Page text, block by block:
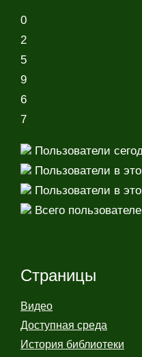
0
2
5
9
6
7
Пользователи
Пользователи в
Пользователи в
Всего
Страницы
Видео
Доступная среда
История библиотеки